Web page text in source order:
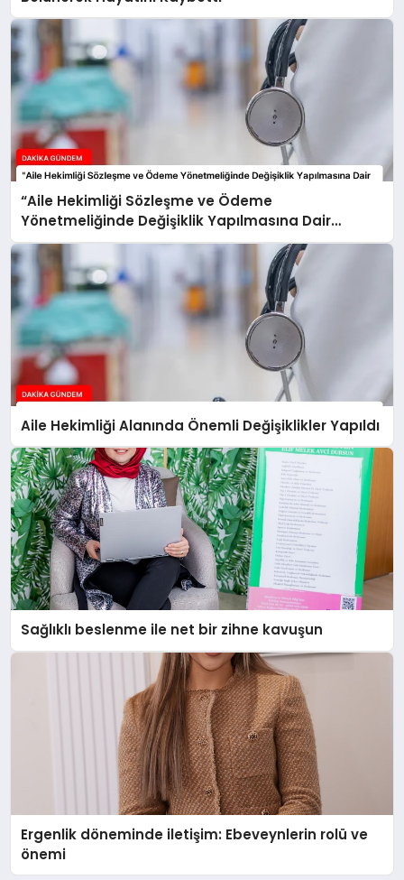
“Aile Hekimliği Sözleşme ve Ödeme
Yönetmeliğinde Değişiklik Yapılmasına Dair
Yönetmelik” Resmi Gazete’de Yayımlandı
Aile Hekimliği Alanında Önemli Değişiklikler Yapıldı
Sağlıklı beslenme ile net bir zihne kavuşun
Ergenlik döneminde iletişim: Ebeveynlerin rolü ve
önemi